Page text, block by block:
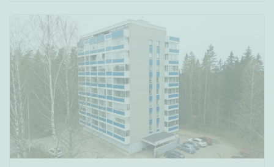
Hinta
000 000 €
Pinta-ala
Asuinpinta-ala Kokonaispinta-ala